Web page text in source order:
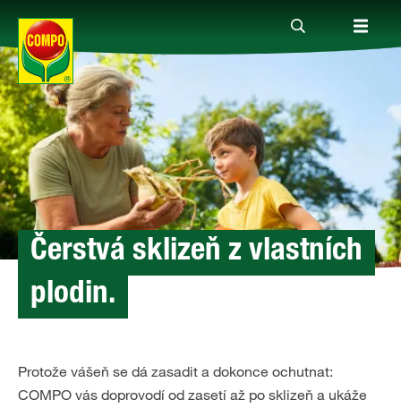
Produkty
Rady a tipy
Témata
Kde koupit
Čerstvá sklizeň z vlastních
plodin.
Protože vášeň se dá zasadit a dokonce ochutnat:
COMPO vás doprovodí od zasetí až po sklizeň a ukáže